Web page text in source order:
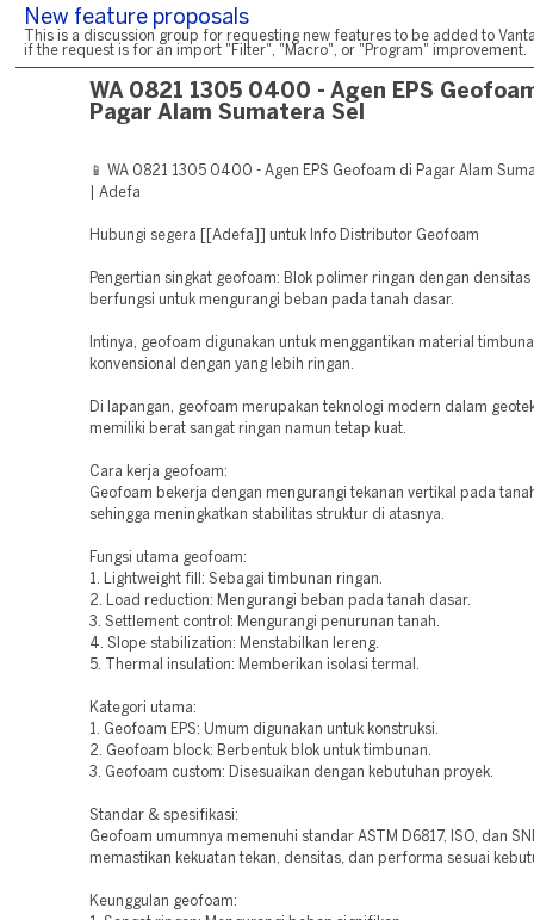
New feature proposals
This is a discussion group for requesting new features to be added to
if the request is for an import "Filter", "Macro", or "Program" improvement.
WA 0821 1305 0400 - Agen EPS
Pagar Alam Sumatera Sel
📱 WA 0821 1305 0400 - Agen EPS Geofoam di Pagar Alam
| Adefa
Hubungi segera [[Adefa]] untuk Info Distributor Geofoam
Pengertian singkat geofoam: Blok polimer ringan dengan
berfungsi untuk mengurangi beban pada tanah dasar.
Intinya, geofoam digunakan untuk menggantikan material
konvensional dengan yang lebih ringan.
Di lapangan, geofoam merupakan teknologi modern dalam
memiliki berat sangat ringan namun tetap kuat.
Cara kerja geofoam:
Geofoam bekerja dengan mengurangi tekanan vertikal pada
sehingga meningkatkan stabilitas struktur di atasnya.
Fungsi utama geofoam:
1. Lightweight fill: Sebagai timbunan ringan.
2. Load reduction: Mengurangi beban pada tanah dasar.
3. Settlement control: Mengurangi penurunan tanah.
4. Slope stabilization: Menstabilkan lereng.
5. Thermal insulation: Memberikan isolasi termal.
Kategori utama:
1. Geofoam EPS: Umum digunakan untuk konstruksi.
2. Geofoam block: Berbentuk blok untuk timbunan.
3. Geofoam custom: Disesuaikan dengan kebutuhan proyek.
Standar & spesifikasi:
Geofoam umumnya memenuhi standar ASTM D6817, ISO, dan
memastikan kekuatan tekan, densitas, dan performa sesuai
Keunggulan geofoam: